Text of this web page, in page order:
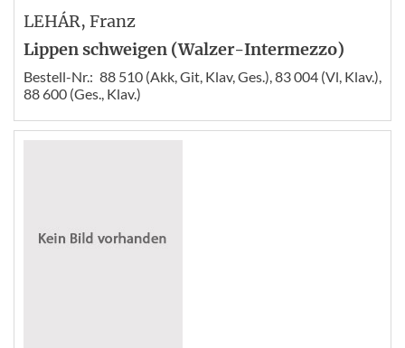
LEHÁR, Franz
Lippen schweigen (Walzer-Intermezzo)
Bestell-Nr.: 88 510 (Akk, Git, Klav, Ges.), 83 004 (Vl, Klav.),
88 600 (Ges., Klav.)